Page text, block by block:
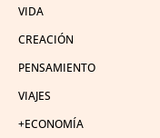
VIDA
CREACIÓN
PENSAMIENTO
VIAJES
+ECONOMÍA